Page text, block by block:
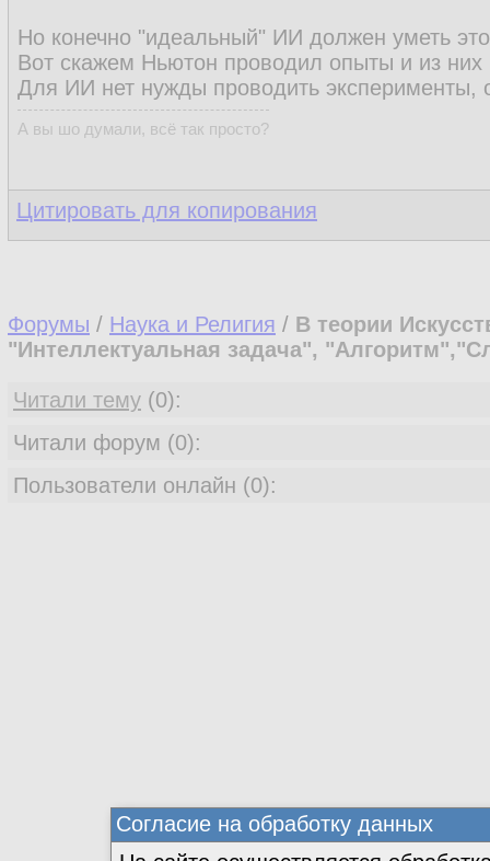
Но конечно "идеальный" ИИ должен уметь
Вот скажем Ньютон проводил опыты и из них
Для ИИ нет нужды проводить
А вы шо думали, всё так просто?
Цитировать для копирования
Форумы / Наука и Религия / В теории
"Интеллектуальная задача",
Читали тему (0):
Читали форум (0):
Пользователи онлайн (0):
Согласие на обработку данных